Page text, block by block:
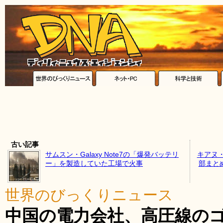
古い記事
サムスン・Galaxy Note7の「爆発バッテリ
ー」を製造していた工場で火事
キアヌ
部まと
世界のびっくりニュース
中国の電力会社、高圧線の